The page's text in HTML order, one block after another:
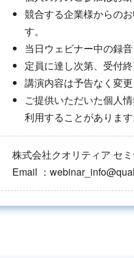
競合する企業様からの
す。
当日ウェビナー中の録
定員に達し次第、受付終
講演内容は予告なく変
ご提供いただいた個人
利用することがあります
株式会社クオリティア セ
Email ：